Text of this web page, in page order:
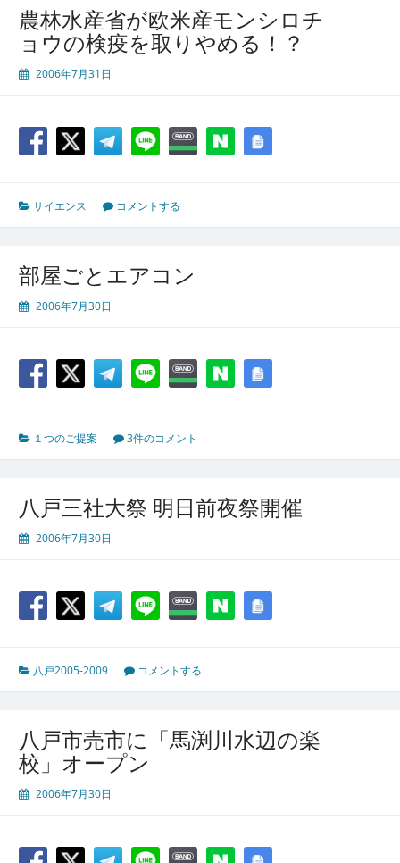
農林水産省が欧米産モンシロチ
ョウの検疫を取りやめる！？
2006年7月31日
サイエンス コメントする
部屋ごとエアコン
2006年7月30日
１つのご提案 3件のコメント
八戸三社大祭 明日前夜祭開催
2006年7月30日
八戸2005-2009 コメントする
八戸市売市に「馬渕川水辺の楽
校」オープン
2006年7月30日